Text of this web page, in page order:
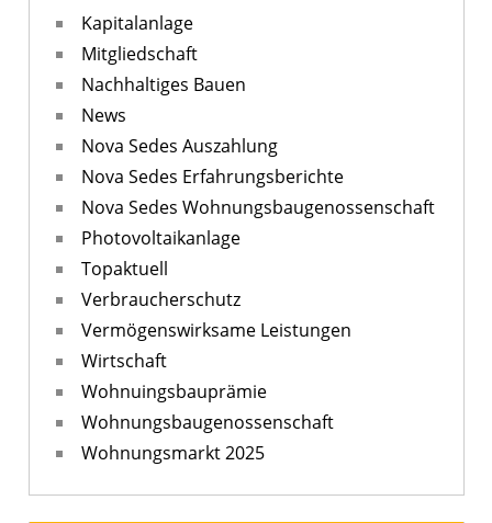
Kapitalanlage
Mitgliedschaft
Nachhaltiges Bauen
News
Nova Sedes Auszahlung
Nova Sedes Erfahrungsberichte
Nova Sedes Wohnungsbaugenossenschaft
Photovoltaikanlage
Topaktuell
Verbraucherschutz
Vermögenswirksame Leistungen
Wirtschaft
Wohnuingsbauprämie
Wohnungsbaugenossenschaft
Wohnungsmarkt 2025